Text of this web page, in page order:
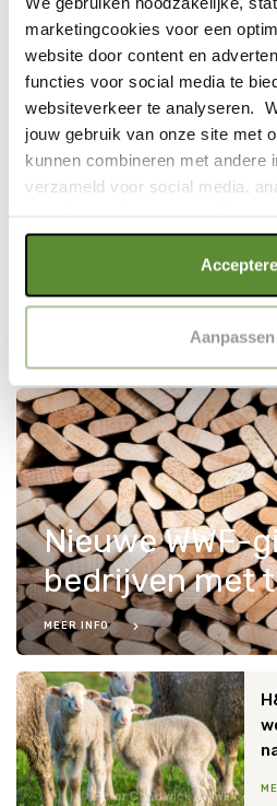
marketingcookies voor een
website door content en
functies voor social media te
websiteverkeer te analyseren.
jouw gebruik van onze site met
kunnen combineren met andere
verzameld voor social media,
Als je op "Alle cookies
met een optimaal gebruik van
"selectie toestaan" of "alleen
wel gevolgen kan hebben voor
van de website. Voor meer
op "Cookie instellingen". Lees
onzeCookie Policy .
Aanpassen
STEM VOOR MEER
TEST HOE AARDIG JIJ
EET
HET
Nieuwe WWF-
MEER INFO
Peter Chadwick / WWF